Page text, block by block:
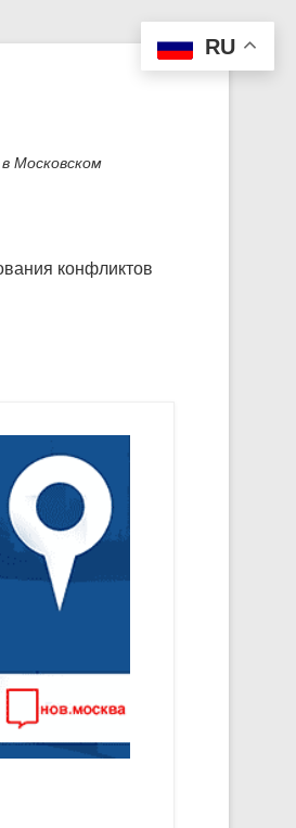
Московском
конфликтов
RU